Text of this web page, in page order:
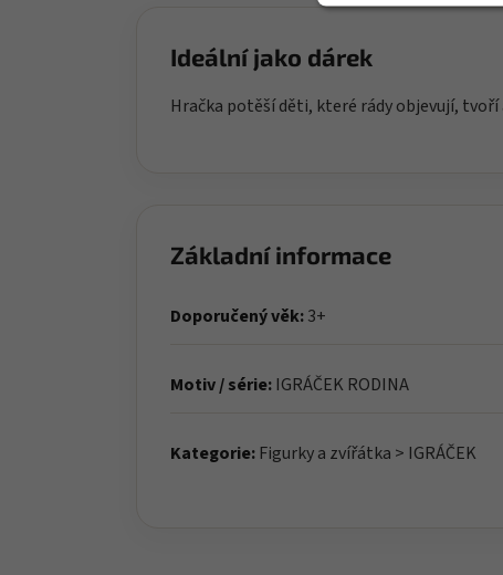
Ideální jako dárek
Hračka potěší děti, které rády objevují,
Základní informace
Doporučený věk:3+
Motiv / série: IGRÁČEK RODINA
Kategorie: Figurky a zvířátka > IGRÁČEK